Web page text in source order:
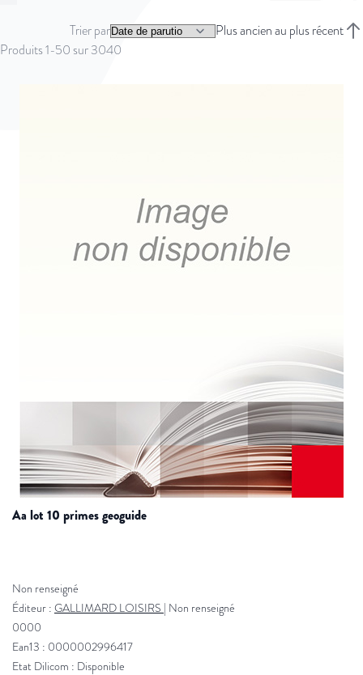
Produits1-50 sur3040
Trier par
Plus ancien au plus récent
aa lot 10 primes geoguide
Non renseigné
Éditeur : GALLIMARD LOISIRS | Non renseigné
0000
Ean13 : 0000002996417
Etat Dilicom : Disponible